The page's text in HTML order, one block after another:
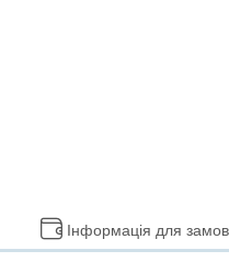
Інформація для